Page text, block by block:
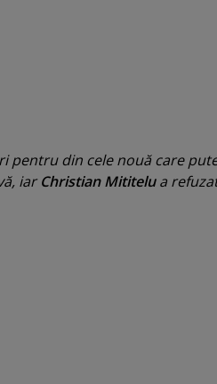
pentru din cele nouă care
iarChristian Mititelua